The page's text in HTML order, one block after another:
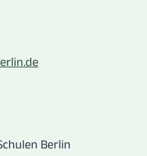
Berlin